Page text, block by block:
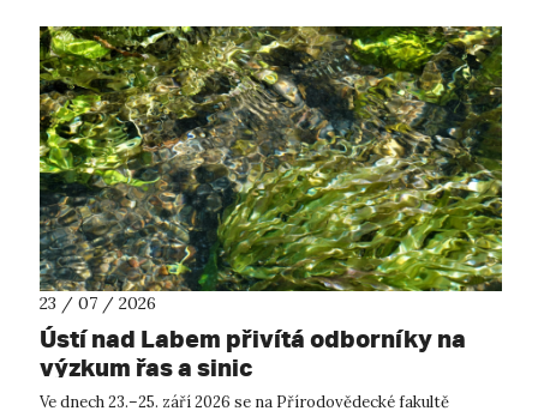
23 / 07 / 2026
Ústí nad Labem přivítá odborníky na
výzkum řas a sinic
Ve dnech 23.–25. září 2026 se na Přírodovědecké fakultě